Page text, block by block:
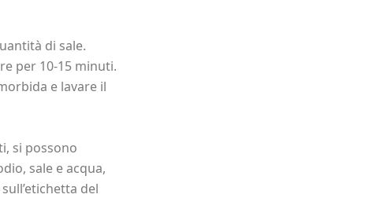
di sale.
per 10-15 minuti.
e lavare il
si possono
sale e acqua,
del